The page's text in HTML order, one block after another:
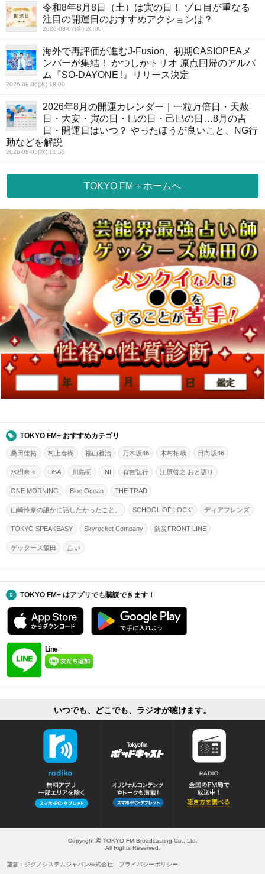
令和8年8月8日（土）は寅の日！ ゾロ目が重なる
注目の開運日のおすすめアクションは？
2026-08-07(金) 20:00
海外で再評価が進むJ-Fusion、初期CASIOPEAメ
ンバーが集結！ かつしかトリオ 原点回帰のアルバ
ム『SO-DAYONE !』リリース決定
2026-08-06(木) 18:00
2026年8月の開運カレンダー｜一粒万倍日・天赦
日・大安・寅の日・巳の日・己巳の日…8月の吉
日・開運日はいつ？ やったほうが良いこと、NG行
動などを解説
2026-08-05(水) 11:55
TOKYO FM + ホームへ
TOKYO FM+ おすすめカテゴリ
桑田佳祐 村上春樹 福山雅治 乃木坂46 木村拓哉 日向坂46
水樹奈々 LiSA 川島明 INI 有吉弘行 江原啓之 おと語り
ONE MORNING Blue Ocean THE TRAD
山崎怜奈の誰かに話したかったこと。 SCHOOL OF LOCK! ディアフレンズ
TOKYO SPEAKEASY Skyrocket Company 防災FRONT LINE
ゲッターズ飯田 占い
TOKYO FM+ はアプリでも購読できます！
Line
いつでも、どこでも、ラジオが聴けます。
Copyright
TOKYO FM Broadcasting Co., Ltd.
All Rights Reserved.
運営：ジグノシステムジャパン株式会社 プライバシーポリシー